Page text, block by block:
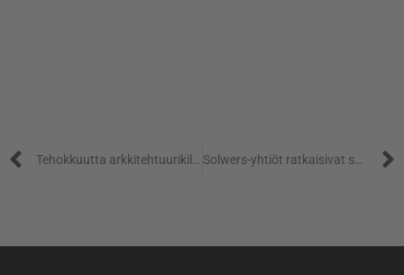
Solwers-yhtiöt ratkaisivat satamatunnelihankkeen haasteita